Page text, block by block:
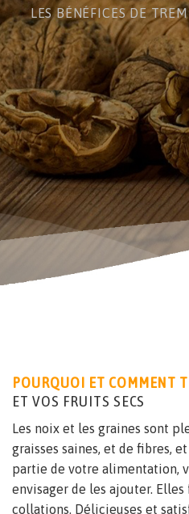
LES BÉNÉFICES DE
POURQUOI ET COMMENT
ET VOS FRUITS SECS
Les noix et les graines sont
graisses saines, et de fibres,
partie de votre alimentation,
envisager de les ajouter.
collations. Délicieuses et